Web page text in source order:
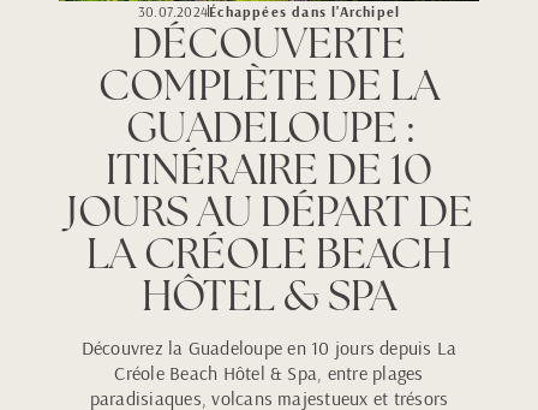
30.07.2024Échappées dans l'Archipel
DÉCOUVERTE
COMPLÈTE DE LA
GUADELOUPE :
ITINÉRAIRE DE 10
JOURS AU DÉPART DE
LA CRÉOLE BEACH
HÔTEL & SPA
Découvrez la Guadeloupe en 10 jours depuis La
Créole Beach Hôtel & Spa, entre plages
paradisiaques, volcans majestueux et trésors